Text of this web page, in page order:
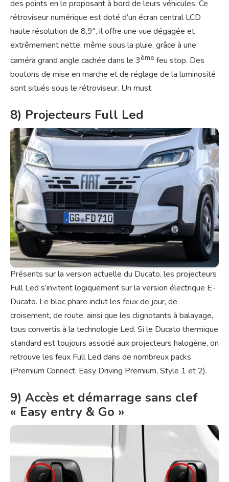
des points en le proposant à bord de leurs véhicules. Ce
rétroviseur numérique est doté d’un écran central LCD
haute résolution de 8,9″, il offre une vue dégagée et
extrêmement nette, même sous la pluie, grâce à une
caméra grand angle cachée dans le 3ème feu stop. Des
boutons de mise en marche et de réglage de la luminosité
sont situés sous le rétroviseur. Un must.
8) Projecteurs Full Led
Présents sur la version actuelle du Ducato, les projecteurs
Full Led s’invitent logiquement sur la version électrique E-
Ducato. Le bloc phare inclut les feux de jour, de
croisement, de route, ainsi que les clignotants à balayage,
tous convertis à la technologie Led. Si le Ducato thermique
standard est toujours associé aux projecteurs halogène, on
retrouve les feux Full Led dans de nombreux packs
(Premium Connect, Easy Driving Premium, Style 1 et 2).
9) Accès et démarrage sans clef
« Easy entry & Go »